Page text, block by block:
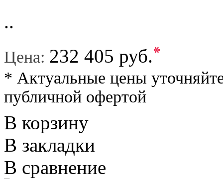
..
Цена: 232 405 руб.*
* Актуальные цены
публичной офертой
В корзину
В закладки
В сравнение